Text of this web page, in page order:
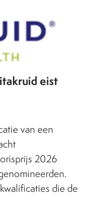
eist
van een
2026
die de